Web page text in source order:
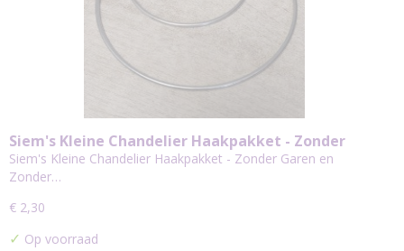
Siem's Kleine Chandelier Haakpakket - Zonder
Garen en Zonder LED Lampje
Siem's Kleine Chandelier Haakpakket - Zonder Garen en
Zonder…
€ 2,30
✓ Op voorraad